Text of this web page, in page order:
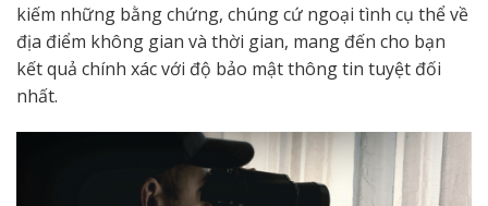
kiếm những bằng chứng, chúng cứ ngoại tình cụ thể về
địa điểm không gian và thời gian, mang đến cho bạn
kết quả chính xác với độ bảo mật thông tin tuyệt đối
nhất.